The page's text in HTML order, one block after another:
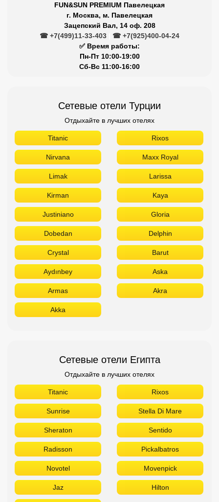
FUN&SUN PREMIUM Павелецкая
г. Москва, м. Павелецкая
Зацепский Вал, 14 оф. 208
☎ +7(499)11-33-403
☎ +7(925)400-04-24
✅ Время работы:
Пн-Пт 10:00-19:00
Сб-Вс 11:00-16:00
Сетевые отели Турции
Отдыхайте в лучших отелях
Titanic Rixos
Nirvana Maxx Royal
Limak Larissa
Kirman Kaya
Justiniano Gloria
Dobedan Delphin
Crystal Barut
Aydınbey Aska
Armas Akra
Akka
Сетевые отели Египта
Отдыхайте в лучших отелях
Titanic Rixos
Sunrise Stella Di Mare
Sheraton Sentido
Radisson Pickalbatros
Novotel Movenpick
Jaz Hilton